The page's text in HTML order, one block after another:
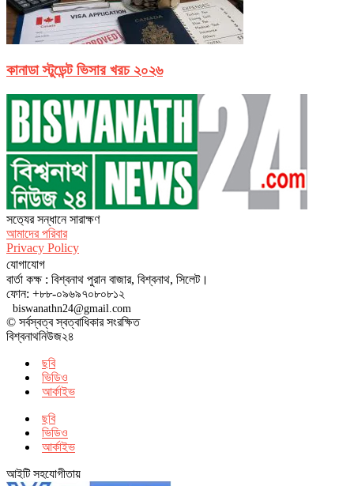
কানাডা স্টুডেন্ট ভিসার খরচ ২০২৬
সত‌্যের সন্ধানে সারাক্ষণ
আমাদের পরিবার
Privacy Policy
যোগাযোগ
বার্তা কক্ষ : বিশ্বনাথ পুরান বাজার, বিশ্বনাথ, সিলেট।
ফোন: +৮৮-০৯৬৯৭০৮০৮১২
biswanathn24@gmail.com
© সর্বস্বত্ব স্বত্বাধিকার সংরক্ষিত
বিশ্বনাথনিউজ২৪
ছবি
ভিডিও
আর্কাইভ
ছবি
ভিডিও
আর্কাইভ
আইটি সহযোগীতায়